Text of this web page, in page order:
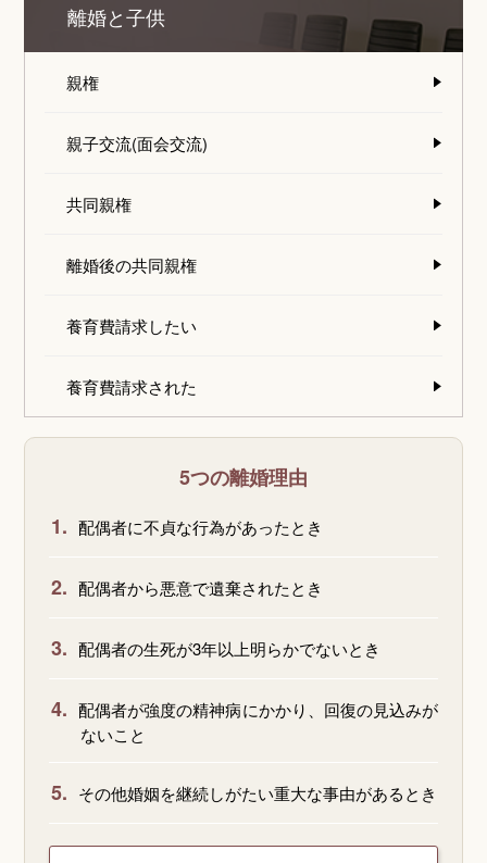
離婚と子供
親権
親子交流(面会交流)
共同親権
離婚後の共同親権
養育費請求したい
養育費請求された
5つの離婚理由
1. 配偶者に不貞な行為があったとき
2. 配偶者から悪意で遺棄されたとき
3. 配偶者の生死が3年以上明らかでないとき
4. 配偶者が強度の精神病にかかり、回復の見込みが
ないこと
5. その他婚姻を継続しがたい重大な事由があるとき